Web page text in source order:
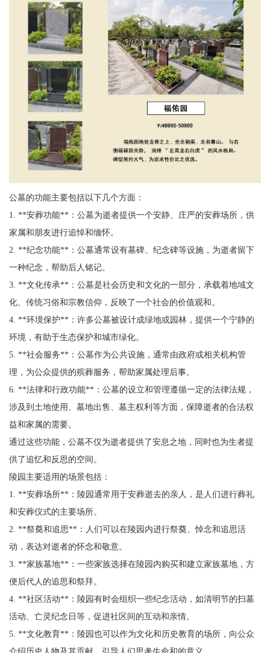
公墓的功能主要包括以下几个方面：
1. **安葬功能**：公墓为逝者提供一个安静、庄严的安葬场所，供
家属和朋友进行追悼和缅怀。
2. **纪念功能**：公墓通常设有墓碑、纪念碑等设施，为逝者留下
一种纪念，帮助后人铭记。
3. **文化传承**：公墓是社会历史和文化的一部分，承载着地域文
化、传统习俗和宗教信仰，反映了一个社会的价值观和。
4. **环境保护**：许多公墓被设计成绿地或园林，提供一个宁静的
环境，有助于生态保护和城市绿化。
5. **社会服务**：公墓作为公共设施，通常由政府或相关机构管
理，为公众提供的殡葬服务，帮助家属处理后事。
6. **法律和行政功能**：公墓的设立和管理遵循一定的法律法规，
涉及到土地使用、墓地出售、墓主权利等方面，保障逝者的合法权
益和家属的需要。
通过这些功能，公墓不仅为逝者提供了安息之地，同时也为生者提
供了追忆和反思的空间。
陵园主要适用的场景包括：
1. **安葬场所**：陵园通常用于安葬逝去的亲人，是人们进行葬礼
和安葬仪式的主要场所。
2. **祭奠和追思**：人们可以在陵园内进行祭奠、悼念和追思活
动，表达对逝者的怀念和敬意。
3. **家族墓地**：一些家族选择在陵园内购买和建立家族墓地，方
便后代人的追思和祭拜。
4. **社区活动**：陵园有时会组织一些纪念活动，如清明节的扫墓
活动、亡灵纪念日等，促进社区间的互动和亲情。
5. **文化教育**：陵园也可以作为文化和历史教育的场所，向公众